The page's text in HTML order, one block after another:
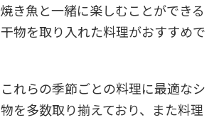
き魚と一緒に楽しむことができる
物を取り入れた料理がおすすめで
れらの季節ごとの料理に最適なシ
を多数取り揃えており、また料理